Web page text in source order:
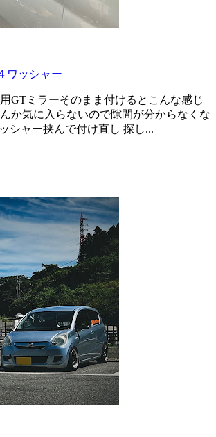
ワッシャー
GTミラーそのまま付けるとこんな感じ
か気に入らないので隙間が分からなくな
シャー挟んで付け直し 探し...